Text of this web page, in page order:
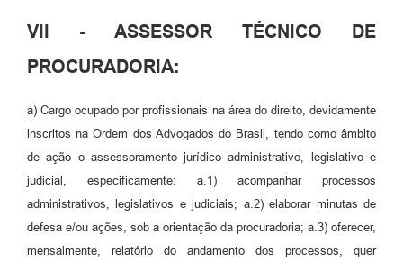
VII - ASSESSOR TÉCNICO DE
PROCURADORIA:
a) Cargo ocupado por profissionais na área do direito, devidamente
inscritos na Ordem dos Advogados do Brasil, tendo como âmbito
de ação o assessoramento jurídico administrativo, legislativo e
judicial, especificamente: a.1) acompanhar processos
administrativos, legislativos e judiciais; a.2) elaborar minutas de
defesa e/ou ações, sob a orientação da procuradoria; a.3) oferecer,
mensalmente, relatório do andamento dos processos, quer